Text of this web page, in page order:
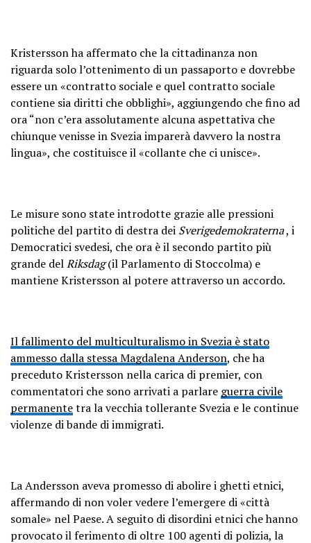
Kristersson ha affermato che la cittadinanza non
riguarda solo l’ottenimento di un passaporto e dovrebbe
essere un «contratto sociale e quel contratto sociale
contiene sia diritti che obblighi», aggiungendo che fino ad
ora “non c’era assolutamente alcuna aspettativa che
chiunque venisse in Svezia imparerà davvero la nostra
lingua», che costituisce il «collante che ci unisce».
Le misure sono state introdotte grazie alle pressioni
politiche del partito di destra dei Sverigedemokraterna, i
Democratici svedesi, che ora è il secondo partito più
grande delRiksdag(il Parlamento di Stoccolma) e
mantiene Kristersson al potere attraverso un accordo.
Il fallimento del multiculturalismo in Svezia è stato
ammesso dalla stessa Magdalena Anderson, che ha
preceduto Kristersson nella carica di premier, con
commentatori che sono arrivati a parlare guerra civile
permanentetra la vecchia tollerante Svezia e le continue
violenze di bande di immigrati.
La Andersson aveva promesso di abolire i ghetti etnici,
affermando di non voler vedere l’emergere di «città
somale» nel Paese. A seguito di disordini etnici che hanno
provocato il ferimento di oltre 100 agenti di polizia, la